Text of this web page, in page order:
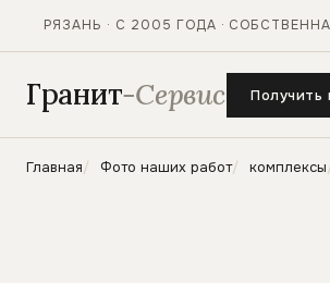
РЯЗАНЬ · С 2005 ГОДА ·
Гранит-Сервис Получить
Главная Фото наших работ комплексы